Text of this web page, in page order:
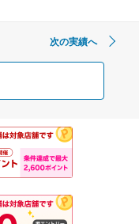
次の実績へ